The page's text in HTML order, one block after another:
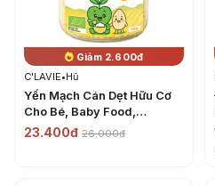
Giảm 2.600đ
C'LAVIE•Hũ
Yến Mạch Cán Dẹt Hữu Cơ
Cho Bé, Baby Food,
Organic Rolled Oat Flakes,
23.400đ 26.000đ